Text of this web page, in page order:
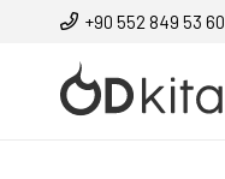
+90 552 849 53 60